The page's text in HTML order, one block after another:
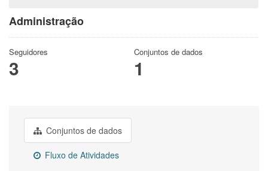
Administração
Seguidores
3
Conjuntos de dados
1
Conjuntos de dados
Fluxo de Atividades